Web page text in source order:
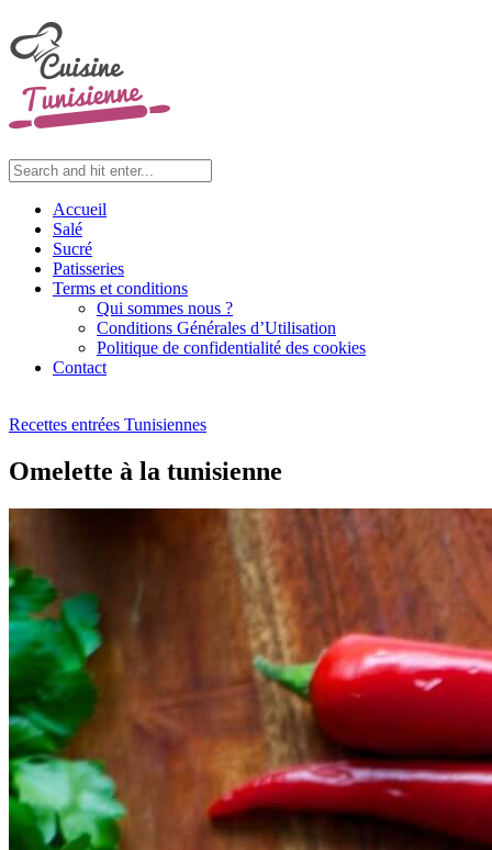
Accueil
Salé
Sucré
Patisseries
Terms et conditions
Qui sommes nous ?
Conditions Générales d’Utilisation
Politique de confidentialité des cookies
Contact
Recettes entrées Tunisiennes
Omelette à la tunisienne